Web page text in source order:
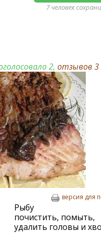
7 человек
2,отзывов3
версия для
Рыбу
почистить, помыть,
удалить головы и